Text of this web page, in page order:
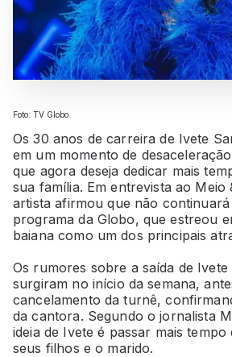
Foto: TV Globo
Os 30 anos de carreira de Ivete
em um momento de
que agora deseja dedicar mais
sua família. Em entrevista ao Meio
artista afirmou que não
programa da Globo, que estreou
baiana como um dos principais
Os rumores sobre a saída de Ivete
surgiram no início da semana,
cancelamento da turnê,
da cantora. Segundo o jornalista
ideia de Ivete é passar mais tempo
seus filhos e o marido.